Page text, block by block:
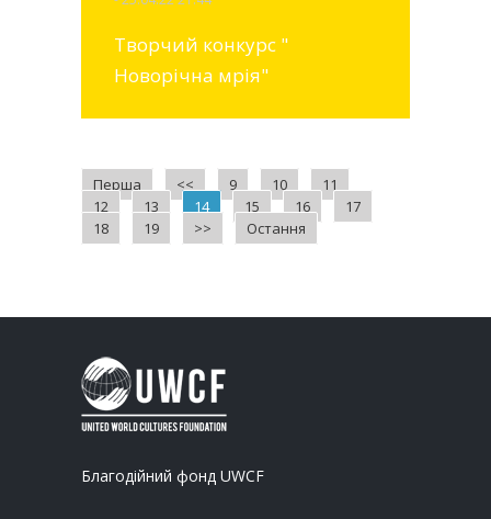
Творчий конкурс "
Новорічна мрія"
Перша << 9 10
11
12
13 14 15 16
17
18
19 >> Остання
Благодійний фонд UWCF